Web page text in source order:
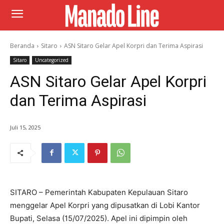
Beranda Sitaro ASN Sitaro Gelar Apel Korpri dan Terima Aspirasi
Sitaro Uncategorized
ASN Sitaro Gelar Apel Korpri
dan Terima Aspirasi
Juli 15, 2025
SITARO – Pemerintah Kabupaten Kepulauan Sitaro
menggelar Apel Korpri yang dipusatkan di Lobi Kantor
Bupati, Selasa (15/07/2025). Apel ini dipimpin oleh